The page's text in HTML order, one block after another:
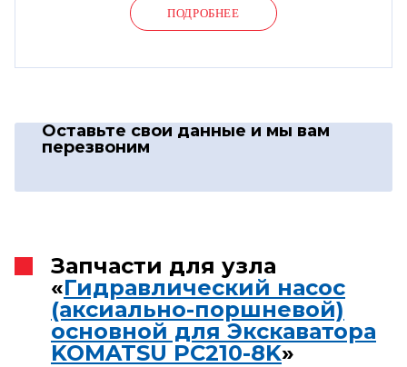
ПОДРОБНЕЕ
Оставьте свои данные и мы вам
перезвоним
Запчасти для узла
«Гидравлический насос
(аксиально-поршневой)
основной для Экскаватора
KOMATSU PC210-8K»